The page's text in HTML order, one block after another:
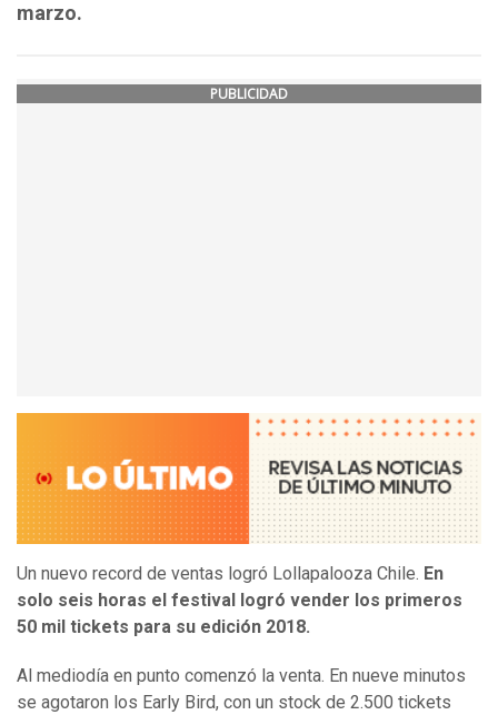
marzo.
PUBLICIDAD
Un nuevo record de ventas logró Lollapalooza Chile. En
solo seis horas el festival logró vender los primeros
50 mil tickets para su edición 2018.
Al mediodía en punto comenzó la venta. En nueve minutos
se agotaron los Early Bird, con un stock de 2.500 tickets